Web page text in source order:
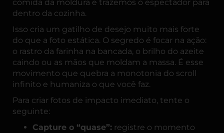
comida da moldura e trazemos o espectador para
dentro da cozinha.
Isso cria um gatilho de desejo muito mais forte
do que a foto estática. O segredo é focar na ação:
o rastro da farinha na bancada, o brilho do azeite
caindo ou as mãos que moldam a massa. É esse
movimento que quebra a monotonia do scroll
infinito e humaniza o que você faz.
Para criar fotos de impacto imediato, tente o
seguinte:
Capture o “quase”: registre o momento